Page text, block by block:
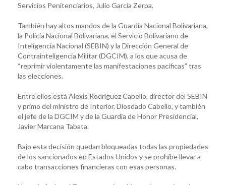
Servicios Penitenciarios, Julio García Zerpa.
También hay altos mandos de la Guardia Nacional Bolivariana,
la Policía Nacional Bolivariana, el Servicio Bolivariano de
Inteligencia Nacional (SEBIN) y la Dirección General de
Contrainteligencia Militar (DGCIM), a los que acusa de
“reprimir violentamente las manifestaciones pacíficas” tras
las elecciones.
Entre ellos está Alexis Rodríguez Cabello, director del SEBIN
y primo del ministro de Interior, Diosdado Cabello, y también
el jefe de la DGCIM y de la Guardia de Honor Presidencial,
Javier Marcana Tabata.
Bajo esta decisión quedan bloqueadas todas las propiedades
de los sancionados en Estados Unidos y se prohíbe llevar a
cabo transacciones financieras con esas personas.